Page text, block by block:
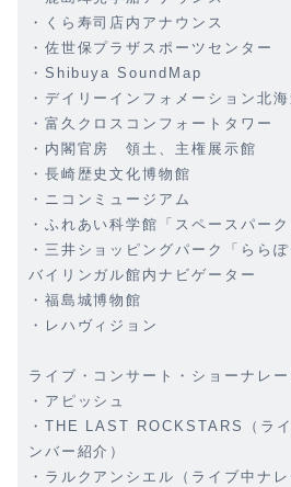
・くら寿司店内アナウンス
・佐世保プラザスポーツセンター
・Shibuya SoundMap
・デイリーインフォメーション北海
・富久クロスコンフォートタワー
・内閣官房 領土、主権展示館
・長崎歴史文化博物館
・ニコンミュージアム
・ふれあい科学館「スペースパーク
・三井ショッピングパーク「ららぽ
バイリンガル館内ナビゲーター
・福島城博物館
・レハヴィジョン
ライブ・コンサート・ショーナレー
・アピッシュ
・THE LAST ROCKSTARS（ラ
ンバー紹介）
・ラルクアンシエル（ライブ中ナ